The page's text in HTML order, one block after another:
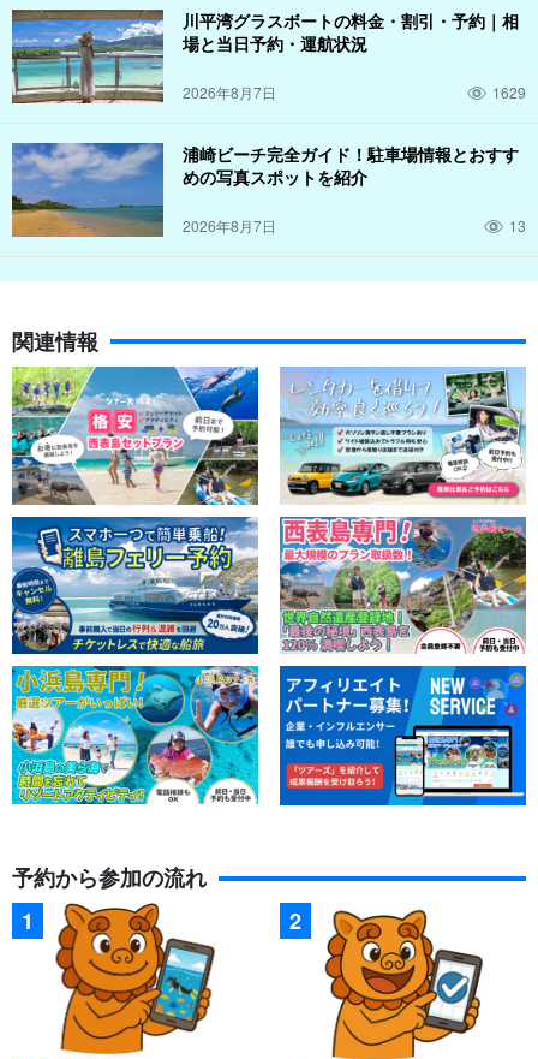
川平湾グラスボートの料金・割引・予約｜相
場と当日予約・運航状況
2026年8月7日 1629
浦崎ビーチ完全ガイド！駐車場情報とおすす
めの写真スポットを紹介
2026年8月7日 13
関連情報
予約から参加の流れ